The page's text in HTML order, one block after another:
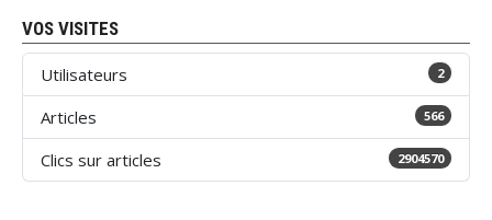
VOS VISITES
Utilisateurs 2
Articles 566
Clics sur articles 2904570